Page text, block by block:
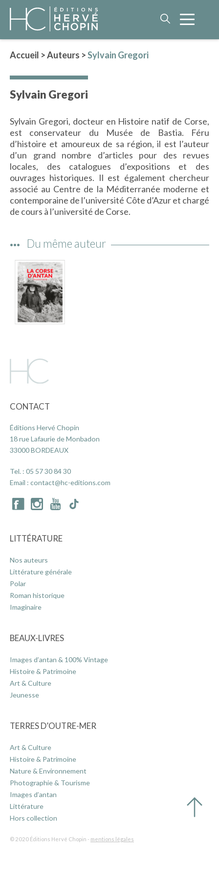
NOS AUTEURS
POLAR
IMAGINAIRE
LITTÉRATURE GÉNÉRALE
PHILOSOPHIE
BEAUX-LIVRES
HISTOIRE & PATRIMOINE
Accueil >Auteurs >Sylvain Gregori
Sylvain Gregori
Sylvain Gregori, docteur en Histoire natif de Corse,
est conservateur du Musée de Bastia. Féru
d’histoire et amoureux de sa région, il est l’auteur
d’un grand nombre d’articles pour des revues
locales, des catalogues d’expositions et des
ouvrages historiques. Il est également chercheur
associé au Centre de la Méditerranée moderne et
contemporaine de l’université Côte d’Azur et chargé
de cours à l’université de Corse.
Du même auteur
CONTACT
Éditions Hervé Chopin
18 rue Lafaurie de Monbadon
33000 BORDEAUX
Tel. : 05 57 30 84 30
Email : contact@hc-editions.com
LITTÉRATURE
Nos auteurs
Littérature générale
Polar
Roman historique
Imaginaire
BEAUX-LIVRES
Images d’antan & 100% Vintage
Histoire & Patrimoine
Art & Culture
Jeunesse
TERRES D’OUTRE-MER
Art & Culture
Histoire & Patrimoine
Nature & Environnement
Photographie & Tourisme
Images d’antan
Littérature
Hors collection
© 2020 Éditions Hervé Chopin - mentions légales